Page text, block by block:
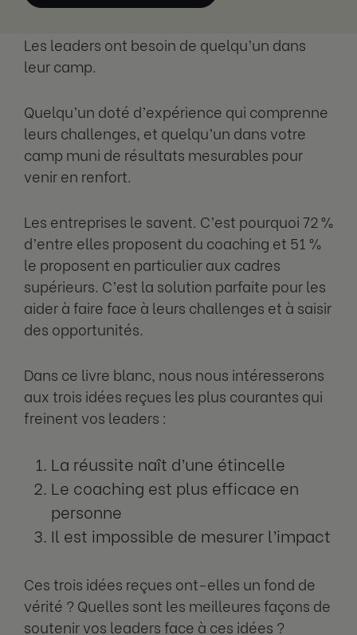
Les leaders ont besoin de quelqu’un dans
leur camp.
Quelqu’un doté d’expérience qui comprenne
leurs challenges, et quelqu’un dans votre
camp muni de résultats mesurables pour
venir en renfort.
Les entreprises le savent. C’est pourquoi 72 %
d’entre elles proposent du coaching et 51 %
le proposent en particulier aux cadres
supérieurs. C’est la solution parfaite pour les
aider à faire face à leurs challenges et à saisir
des opportunités.
Dans ce livre blanc, nous nous intéresserons
aux trois idées reçues les plus courantes qui
freinent vos leaders :
La réussite naît d’une étincelle
Le coaching est plus efficace en
personne
Il est impossible de mesurer l’impact
Ces trois idées reçues ont-elles un fond de
vérité ? Quelles sont les meilleures façons de
soutenir vos leaders face à ces idées ?